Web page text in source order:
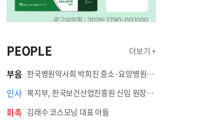
PEOPLE 더보기 +
부음 한국병원약사회 박희진 중소·요양병원이사(충청북도 청주의료원 약제팀장) 부친상
인사 복지부, 한국보건산업진흥원 신임 원장에 고상백 교수 임명
화촉 김래수 코스모닝 대표 아들